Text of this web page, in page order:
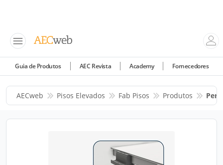
Guia de Produtos AEC Revista Academy Fornecedores
AECweb Pisos Elevados Fab Pisos Produtos